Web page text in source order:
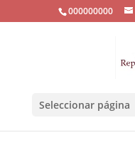
000000000
Seleccionar página